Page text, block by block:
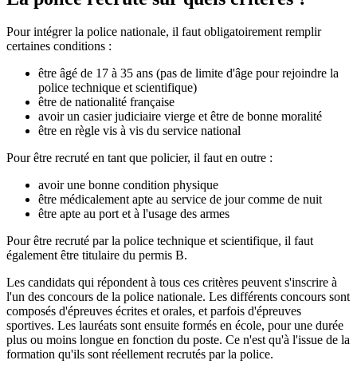
Pour intégrer la police nationale, il faut obligatoirement remplir
certaines conditions :
être âgé de 17 à 35 ans (pas de limite d'âge pour rejoindre la
police technique et scientifique)
être de nationalité française
avoir un casier judiciaire vierge et être de bonne moralité
être en règle vis à vis du service national
Pour être recruté en tant que policier, il faut en outre :
avoir une bonne condition physique
être médicalement apte au service de jour comme de nuit
être apte au port et à l'usage des armes
Pour être recruté par la police technique et scientifique, il faut
également être titulaire du permis B.
Les candidats qui répondent à tous ces critères peuvent s'inscrire à
l'un des concours de la police nationale. Les différents concours sont
composés d'épreuves écrites et orales, et parfois d'épreuves
sportives. Les lauréats sont ensuite formés en école, pour une durée
plus ou moins longue en fonction du poste. Ce n'est qu'à l'issue de la
formation qu'ils sont réellement recrutés par la police.